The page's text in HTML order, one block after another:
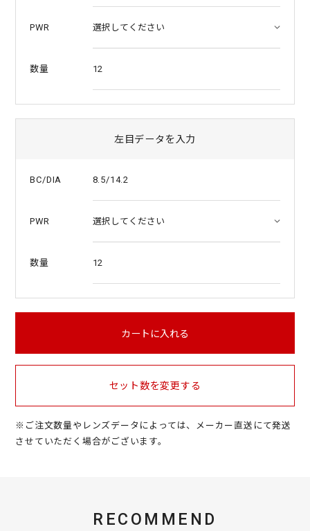
PWR
数量 12
左目データを入力
BC/DIA 8.5/14.2
PWR
数量 12
カートに入れる
セット数を変更する
※ご注文数量やレンズデータによっては、メーカー直送にて発送
させていただく場合がございます。
RECOMMEND